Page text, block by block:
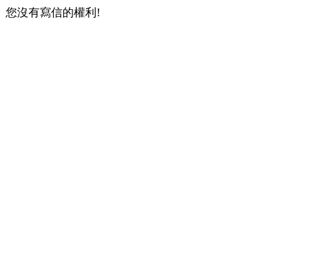
您沒有寫信的權利!